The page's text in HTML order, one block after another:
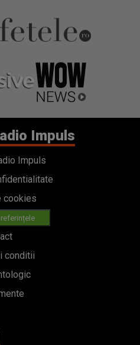
Impuls
Impuls
cookies
conditii